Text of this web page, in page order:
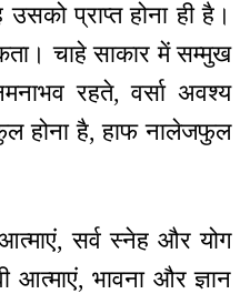
प्राप्त होना ही है।
चाहे साकार में सम्मुख
रहते, वर्सा अवश्य
होना है, हाफ नालेजफुल
सर्व स्नेह और योग
आत्माएं, भावना और ज्ञान